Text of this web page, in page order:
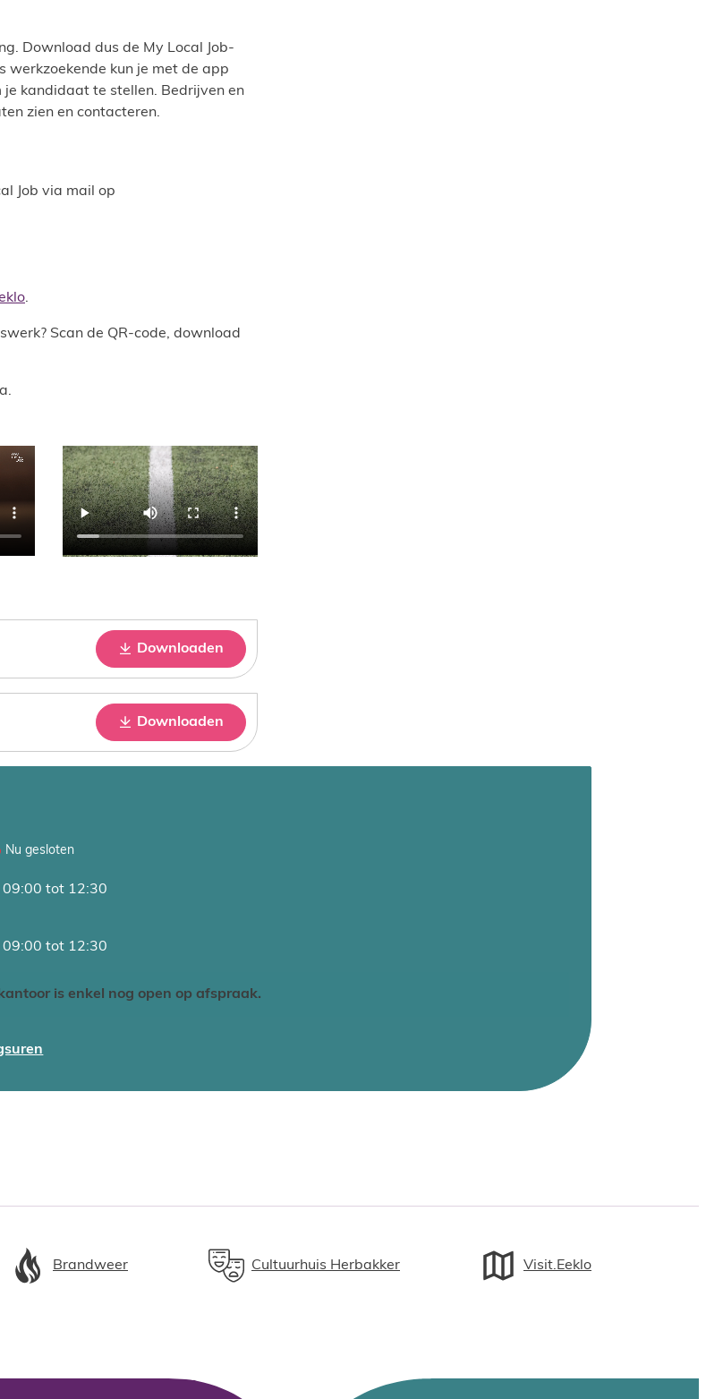
Download dus de My Local Job-
werkzoekende kun je met de app
kandidaat te stellen. Bedrijven en
zien en contacteren.
Job via mail op
.
Scan de QR-code, download
Downloaden
Downloaden
Nu gesloten
09:00 tot 12:30
09:00 tot 12:30
is enkel nog open op afspraak.
Brandweer Cultuurhuis Herbakker Visit.Eeklo